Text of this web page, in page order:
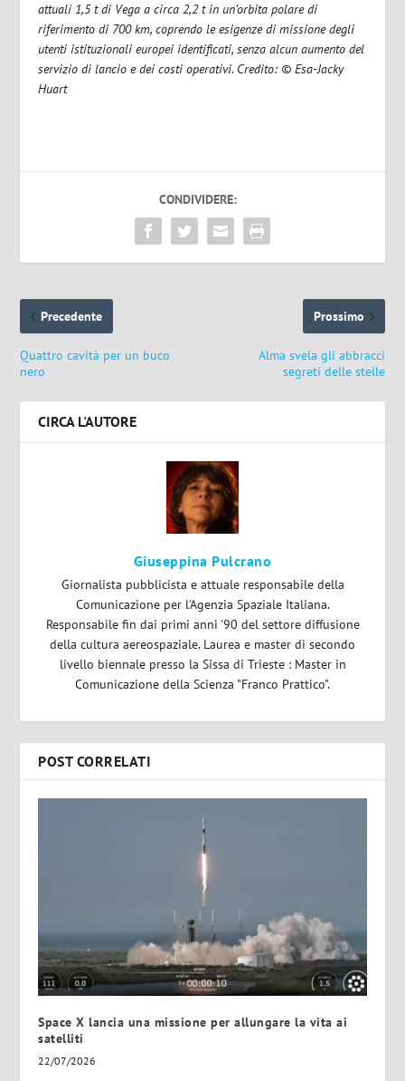
attuali 1,5 t di Vega a circa 2,2 t in un’orbita polare di
riferimento di 700 km, coprendo le esigenze di missione degli
utenti istituzionali europei identificati, senza alcun aumento del
servizio di lancio e dei costi operativi. Credito: © Esa-Jacky
Huart
CONDIVIDERE:
Precedente
Quattro cavità per un buco
nero
Prossimo
Alma svela gli abbracci
segreti delle stelle
CIRCA L'AUTORE
Giuseppina Pulcrano
Giornalista pubblicista e attuale responsabile della
Comunicazione per l'Agenzia Spaziale Italiana.
Responsabile fin dai primi anni '90 del settore diffusione
della cultura aereospaziale. Laurea e master di secondo
livello biennale presso la Sissa di Trieste : Master in
Comunicazione della Scienza "Franco Prattico".
POST CORRELATI
Space X lancia una missione per allungare la vita ai
satelliti
22/07/2026